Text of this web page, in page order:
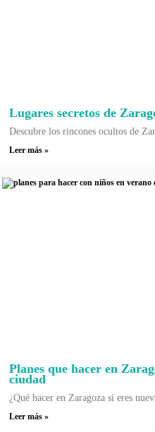
Lugares secretos de
Descubre los rincones ocultos de
Leer más »
Planes que hacer en
ciudad
¿Qué hacer en Zaragoza si eres
Leer más »